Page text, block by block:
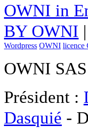
OWNI in
BY OWNI |
Wordpress OWNI licence
OWNI SAS
Président :
Dasquié -